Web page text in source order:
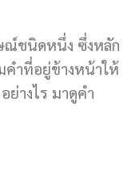
ณ์ชนิดหนึ่ง ซึ่งหลัก
คำที่อยู่ข้างหน้าให้
ย่างไร มาดูคำ